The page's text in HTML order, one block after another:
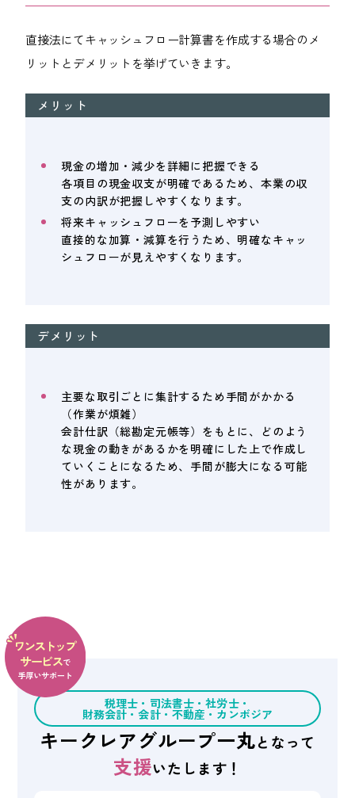
直接法にてキャッシュフロー計算書を作成する場合のメ
リットとデメリットを挙げていきます。
メリット
現金の増加・減少を詳細に把握できる
各項目の現金収支が明確であるため、本業の収
支の内訳が把握しやすくなります。
将来キャッシュフローを予測しやすい
直接的な加算・減算を行うため、明確なキャッ
シュフローが見えやすくなります。
デメリット
主要な取引ごとに集計するため手間がかかる
（作業が煩雑）
会計仕訳（総勘定元帳等）をもとに、どのよう
な現金の動きがあるかを明確にした上で作成し
ていくことになるため、手間が膨大になる可能
性があります。
税理士・司法書士・社労士・
財務会計・会計・不動産・ カンボジア
キークレアグループ一丸となって
支援いたします！